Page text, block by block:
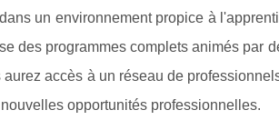
un environnement propice à
des programmes complets animés par
accès à un réseau de
opportunités professionnelles.